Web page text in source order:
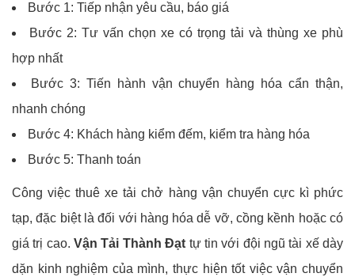
Bước 1: Tiếp nhận yêu cầu, báo giá
Bước 2: Tư vấn chọn xe có trọng tải và thùng xe phù
hợp nhất
Bước 3: Tiến hành vận chuyển hàng hóa cẩn thận,
nhanh chóng
Bước 4: Khách hàng kiểm đếm, kiểm tra hàng hóa
Bước 5: Thanh toán
Công việc thuê xe tải chở hàng vận chuyển cực kì phức
tạp, đặc biệt là đối với hàng hóa dễ vỡ, cồng kềnh hoặc có
giá trị cao.Vận Tải Thành Đạt tự tin với đội ngũ tài xế dày
dặn kinh nghiệm của mình, thực hiện tốt việc vận chuyển